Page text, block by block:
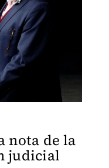
nota de la
judicial